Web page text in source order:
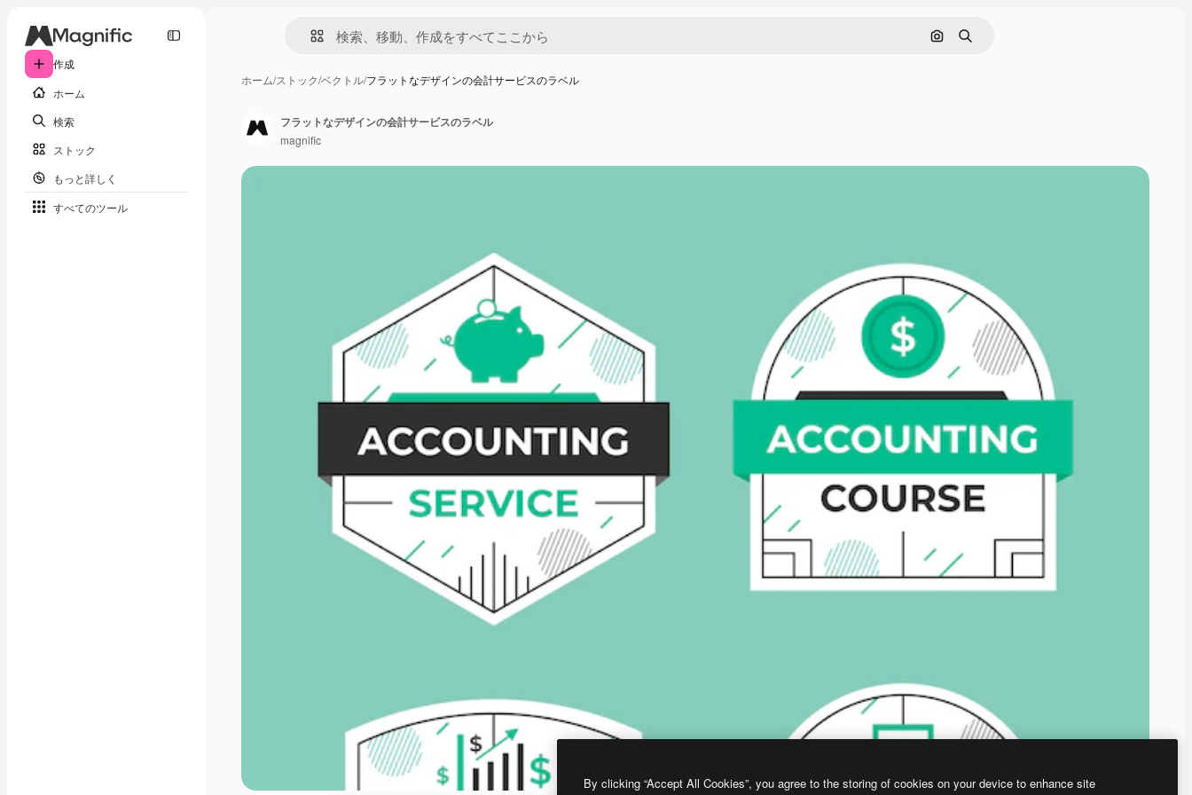
作成
ホーム
検索
ストック
もっと詳しく
すべてのツール
画像で検索
検索
ホーム/ストック/ベクトル/フラットなデザインの会計サービスのラベル
フラットなデザインの会計サービスのラベル
magnific
By clicking “Accept All Cookies”, you agree to the storing of cookies on your device to enhance site